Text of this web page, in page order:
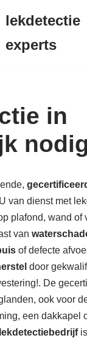
lekdetectie
experts
in
van dienst met
plafond, wand of
van
of defecte
door
De
ook voor
een dakkapel
is